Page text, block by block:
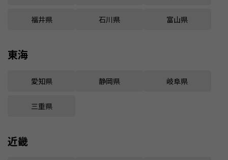
福井県 石川県 富山県
東海
愛知県 静岡県 岐阜県
三重県
近畿